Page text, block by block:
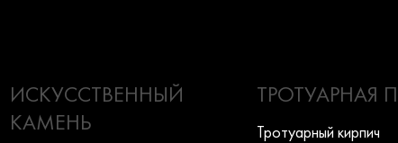
ИСКУССТВЕННЫЙ
КАМЕНЬ
ТРОТУАРНАЯ
Тротуарный кирпич